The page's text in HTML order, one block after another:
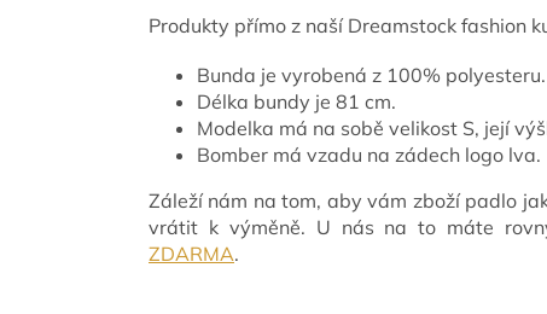
Produkty přímo z naší Dreamstock fashion
Bunda je vyrobená z 100% polyesteru.
Délka bundy je 81 cm.
Modelka má na sobě velikost S, její
Bomber má vzadu na zádech logo lva.
Záleží nám na tom, aby vám zboží padlo
vrátit k výměně. U nás na to máte
ZDARMA.